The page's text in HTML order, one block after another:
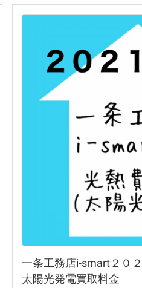
一条工務店i-smart２０
太陽光発電買取料金